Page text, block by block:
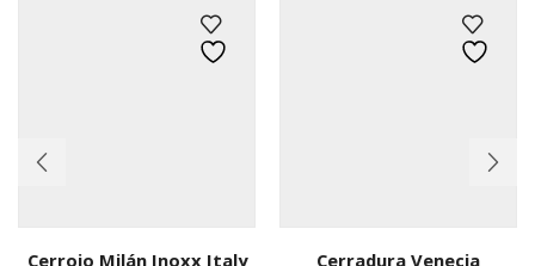
Cerrojo Milán Inoxx Italy
Cerradura Venecia